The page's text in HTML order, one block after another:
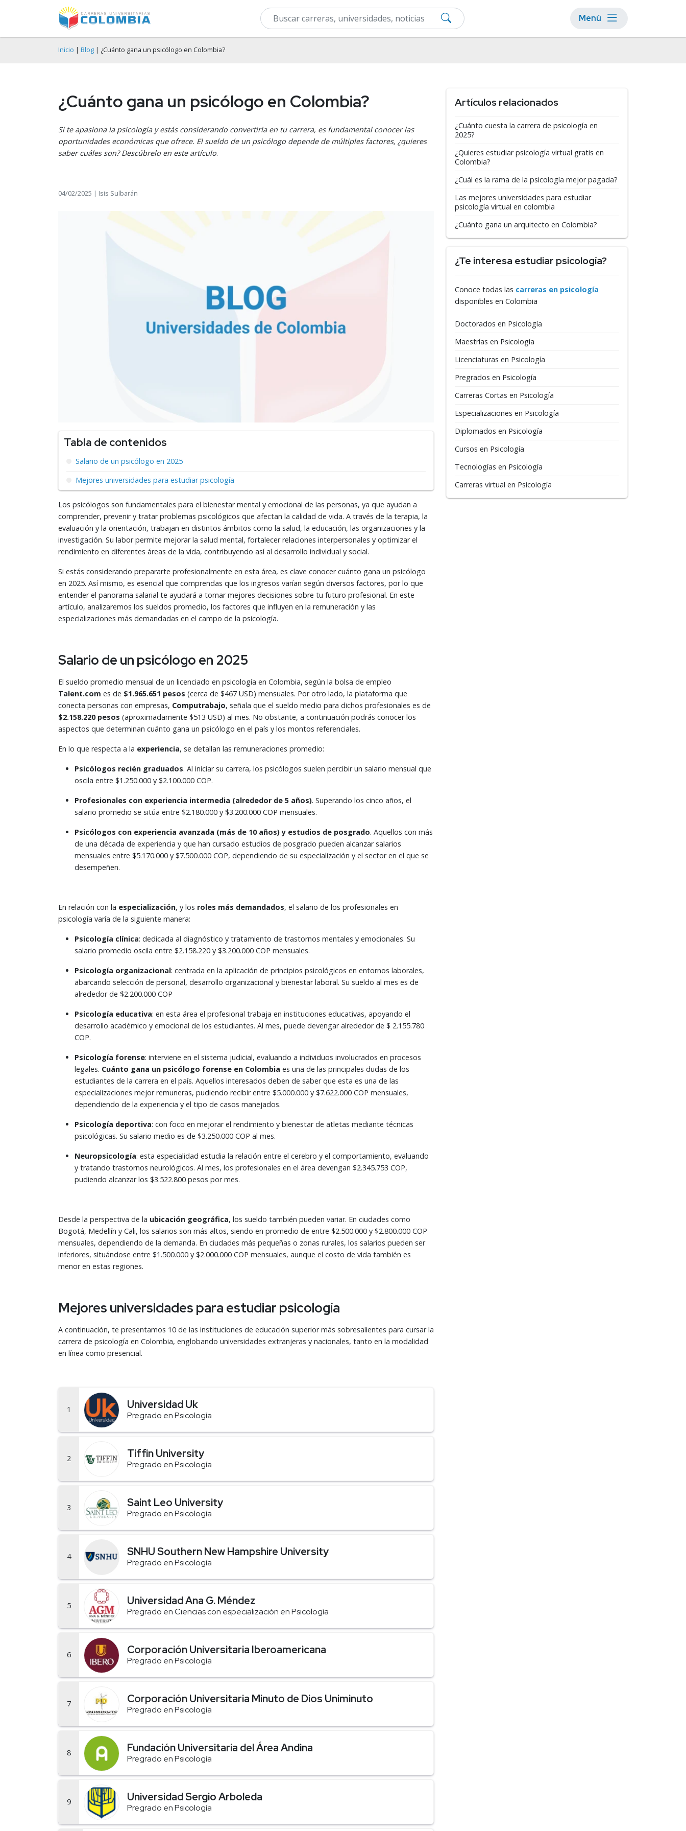
Menú
Inicio | Blog | ¿Cuánto gana un psicólogo en Colombia?
¿Cuánto gana un psicólogo en Colombia?
Si te apasiona la psicología y estás considerando convertirla en tu carrera, es fundamental conocer las
oportunidades económicas que ofrece. El sueldo de un psicólogo depende de múltiples factores, ¿quieres
saber cuáles son? Descúbrelo en este artículo.
04/02/2025 | Isis Sulbarán
Tabla de contenidos
Salario de un psicólogo en 2025
Mejores universidades para estudiar psicología
Los psicólogos son fundamentales para el bienestar mental y emocional de las personas, ya que ayudan a
comprender, prevenir y tratar problemas psicológicos que afectan la calidad de vida. A través de la terapia, la
evaluación y la orientación, trabajan en distintos ámbitos como la salud, la educación, las organizaciones y la
investigación. Su labor permite mejorar la salud mental, fortalecer relaciones interpersonales y optimizar el
rendimiento en diferentes áreas de la vida, contribuyendo así al desarrollo individual y social.
Si estás considerando prepararte profesionalmente en esta área, es clave conocer cuánto gana un psicólogo
en 2025. Así mismo, es esencial que comprendas que los ingresos varían según diversos factores, por lo que
entender el panorama salarial te ayudará a tomar mejores decisiones sobre tu futuro profesional. En este
artículo, analizaremos los sueldos promedio, los factores que influyen en la remuneración y las
especializaciones más demandadas en el campo de la psicología.
Salario de un psicólogo en 2025
El sueldo promedio mensual de un licenciado en psicología en Colombia, según la bolsa de empleo
Talent.com es de $1.965.651 pesos (cerca de $467 USD) mensuales. Por otro lado, la plataforma que
conecta personas con empresas, Computrabajo, señala que el sueldo medio para dichos profesionales es de
$2.158.220 pesos (aproximadamente $513 USD) al mes. No obstante, a continuación podrás conocer los
aspectos que determinan cuánto gana un psicólogo en el país y los montos referenciales.
En lo que respecta a la experiencia, se detallan las remuneraciones promedio:
Psicólogos recién graduados. Al iniciar su carrera, los psicólogos suelen percibir un salario mensual que
oscila entre $1.250.000 y $2.100.000 COP.
Profesionales con experiencia intermedia (alrededor de 5 años). Superando los cinco años, el
salario promedio se sitúa entre $2.180.000 y $3.200.000 COP mensuales.
Psicólogos con experiencia avanzada (más de 10 años) y estudios de posgrado. Aquellos con más
de una década de experiencia y que han cursado estudios de posgrado pueden alcanzar salarios
mensuales entre $5.170.000 y $7.500.000 COP, dependiendo de su especialización y el sector en el que se
desempeñen.
En relación con la especialización, y los roles más demandados, el salario de los profesionales en
psicología varía de la siguiente manera:
Psicología clínica: dedicada al diagnóstico y tratamiento de trastornos mentales y emocionales. Su
salario promedio oscila entre $2.158.220 y $3.200.000 COP mensuales.
Psicología organizacional: centrada en la aplicación de principios psicológicos en entornos laborales,
abarcando selección de personal, desarrollo organizacional y bienestar laboral. Su sueldo al mes es de
alrededor de $2.200.000 COP
Psicología educativa: en esta área el profesional trabaja en instituciones educativas, apoyando el
desarrollo académico y emocional de los estudiantes. Al mes, puede devengar alrededor de $ 2.155.780
COP.
Psicología forense: interviene en el sistema judicial, evaluando a individuos involucrados en procesos
legales. Cuánto gana un psicólogo forense en Colombia es una de las principales dudas de los
estudiantes de la carrera en el país. Aquellos interesados deben de saber que esta es una de las
especializaciones mejor remuneras, pudiendo recibir entre $5.000.000 y $7.622.000 COP mensuales,
dependiendo de la experiencia y el tipo de casos manejados.
Psicología deportiva: con foco en mejorar el rendimiento y bienestar de atletas mediante técnicas
psicológicas. Su salario medio es de $3.250.000 COP al mes.
Neuropsicología: esta especialidad estudia la relación entre el cerebro y el comportamiento, evaluando
y tratando trastornos neurológicos. Al mes, los profesionales en el área devengan $2.345.753 COP,
pudiendo alcanzar los $3.522.800 pesos por mes.
Desde la perspectiva de la ubicación geográfica, los sueldo también pueden variar. En ciudades como
Bogotá, Medellín y Cali, los salarios son más altos, siendo en promedio de entre $2.500.000 y $2.800.000 COP
mensuales, dependiendo de la demanda. En ciudades más pequeñas o zonas rurales, los salarios pueden ser
inferiores, situándose entre $1.500.000 y $2.000.000 COP mensuales, aunque el costo de vida también es
menor en estas regiones.
Mejores universidades para estudiar psicología
A continuación, te presentamos 10 de las instituciones de educación superior más sobresalientes para cursar la
carrera de psicología en Colombia, englobando universidades extranjeras y nacionales, tanto en la modalidad
en línea como presencial.
1 Universidad Uk
Pregrado en Psicología
2 Tiffin University
Pregrado en Psicología
3 Saint Leo University
Pregrado en Psicología
4 SNHU Southern New Hampshire University
Pregrado en Psicología
5 Universidad Ana G. Méndez
Pregrado en Ciencias con especialización en Psicología
6 Corporación Universitaria Iberoamericana
Pregrado en Psicología
7 Corporación Universitaria Minuto de Dios Uniminuto
Pregrado en Psicología
8 Fundación Universitaria del Área Andina
Pregrado en Psicología
9 Universidad Sergio Arboleda
Pregrado en Psicología
Artículos relacionados
¿Cuánto cuesta la carrera de psicología en
2025?
¿Quieres estudiar psicología virtual gratis en
Colombia?
¿Cuál es la rama de la psicología mejor pagada?
Las mejores universidades para estudiar
psicología virtual en colombia
¿Cuánto gana un arquitecto en Colombia?
¿Te interesa estudiar psicología?
Conoce todas las carreras en psicología
disponibles en Colombia
Doctorados en Psicología
Maestrías en Psicología
Licenciaturas en Psicología
Pregrados en Psicología
Carreras Cortas en Psicología
Especializaciones en Psicología
Diplomados en Psicología
Cursos en Psicología
Tecnologías en Psicología
Carreras virtual en Psicología